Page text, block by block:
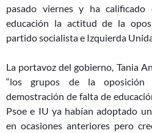
pasado viernes y ha
educación la actitud de la
partido socialista e Izquierda
La portavoz del gobierno, Tania
“los grupos de la
demostración de falta de
Psoe e IU ya habían adoptado
en ocasiones anteriores pero